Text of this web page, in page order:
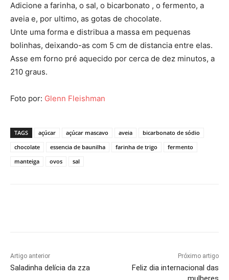
Adicione a farinha, o sal, o bicarbonato , o fermento, a
aveia e, por ultimo, as gotas de chocolate.
Unte uma forma e distribua a massa em pequenas
bolinhas, deixando-as com 5 cm de distancia entre elas.
Asse em forno pré aquecido por cerca de dez minutos, a
210 graus.
Foto por: Glenn Fleishman
TAGS açúcar açúcar mascavo aveia
bicarbonato de sódio
chocolate
essencia de baunilha farinha de trigo
fermento
manteiga
ovos sal
Artigo anterior
Saladinha delícia da zza
Próximo artigo
Feliz dia internacional das